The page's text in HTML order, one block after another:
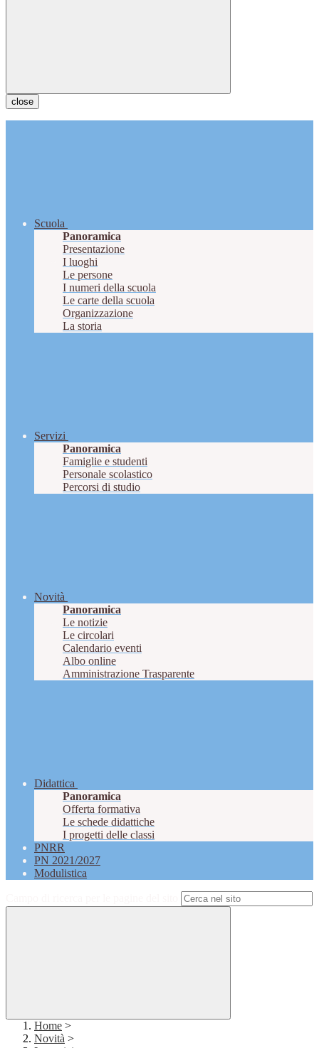
close
Scuola
Panoramica
Presentazione
I luoghi
Le persone
I numeri della scuola
Le carte della scuola
Organizzazione
La storia
Servizi
Panoramica
Famiglie e studenti
Personale scolastico
Percorsi di studio
Novità
Panoramica
Le notizie
Le circolari
Calendario eventi
Albo online
Amministrazione Trasparente
Didattica
Panoramica
Offerta formativa
Le schede didattiche
I progetti delle classi
PNRR
PN 2021/2027
Modulistica
Home >
Novità >